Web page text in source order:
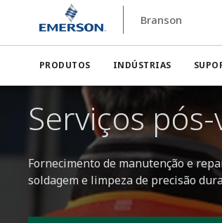
Branson
PRODUTOS INDÚSTRIAS
Branson Serviços pós-venda da
Serviços
Fornecimento de manutenção e
soldagem e limpeza de precisão